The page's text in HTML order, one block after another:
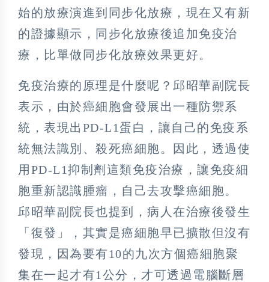
始的放療演進到同步化放療，現在又有新
的證據顯示，同步化放療後追加免疫治
療，比單做同步化放療效果更好。
免疫治療的原理是什麼呢？邱昭華副院長
表示，由於癌細胞會發展出一種防禦系
統，表現出PD-L1蛋白，讓自己的免疫系
統無法識別、殺死癌細胞。因此，透過使
用PD-L1抑制劑這類免疫治療，讓免疫細
胞重新認識腫瘤，自己去攻擊癌細胞。
邱昭華副院長也提到，病人在治療後發生
「復發」，其實是癌細胞早已擴散但沒有
發現，因為要有10的九次方個癌細胞聚
集在一起才有1公分，才可透過電腦斷層